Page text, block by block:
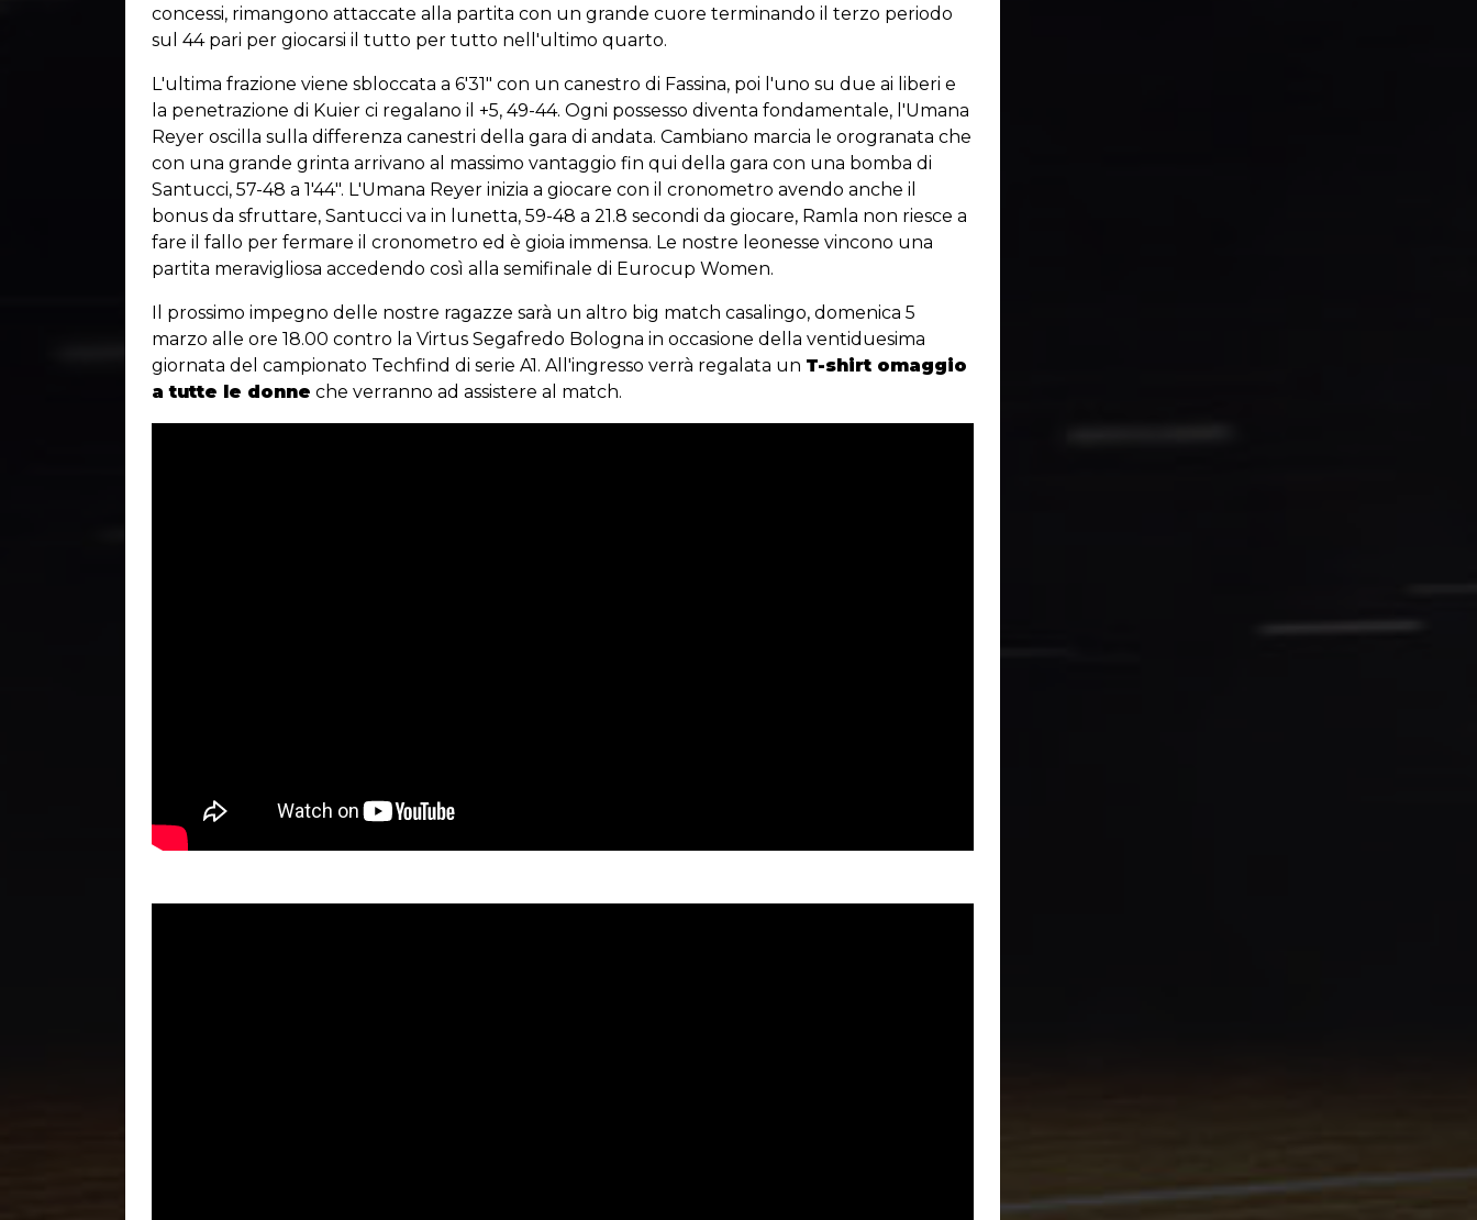
concessi, rimangono attaccate alla partita con un grande cuore terminando il terzo periodo
sul 44 pari per giocarsi il tutto per tutto nell'ultimo quarto.
L'ultima frazione viene sbloccata a 6'31" con un canestro di Fassina, poi l'uno su due ai liberi e
la penetrazione di Kuier ci regalano il +5, 49-44. Ogni possesso diventa fondamentale, l'Umana
Reyer oscilla sulla differenza canestri della gara di andata. Cambiano marcia le orogranata che
con una grande grinta arrivano al massimo vantaggio fin qui della gara con una bomba di
Santucci, 57-48 a 1'44". L'Umana Reyer inizia a giocare con il cronometro avendo anche il
bonus da sfruttare, Santucci va in lunetta, 59-48 a 21.8 secondi da giocare, Ramla non riesce a
fare il fallo per fermare il cronometro ed è gioia immensa. Le nostre leonesse vincono una
partita meravigliosa accedendo così alla semifinale di Eurocup Women.
Il prossimo impegno delle nostre ragazze sarà un altro big match casalingo, domenica 5
marzo alle ore 18.00 contro la Virtus Segafredo Bologna in occasione della ventiduesima
giornata del campionato Techfind di serie A1. All'ingresso verrà regalata un T-shirt omaggio
a tutte le donne che verranno ad assistere al match.